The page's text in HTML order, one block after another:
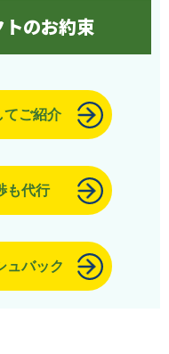
のお約束
てご紹介
も代行
ュバック